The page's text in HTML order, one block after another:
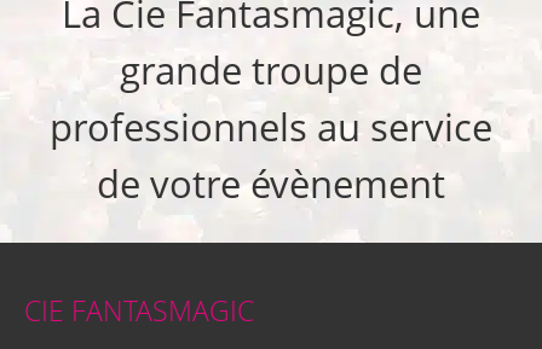
La Cie Fantasmagic, une
grande troupe de
professionnels au service
de votre évènement
CIE FANTASMAGIC